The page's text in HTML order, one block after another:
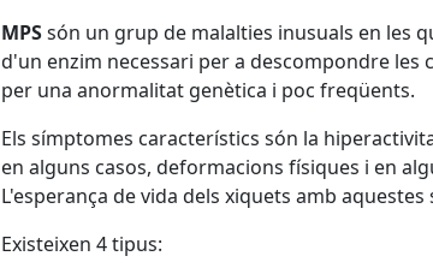
MPSsón un grup de malalties inusuals en les
d'un enzim necessari per a descompondre les
per una anormalitat genètica i poc freqüents.
Els símptomes característics són la
en alguns casos, deformacions físiques i en
L'esperança de vida dels xiquets amb
Existeixen 4 tipus: